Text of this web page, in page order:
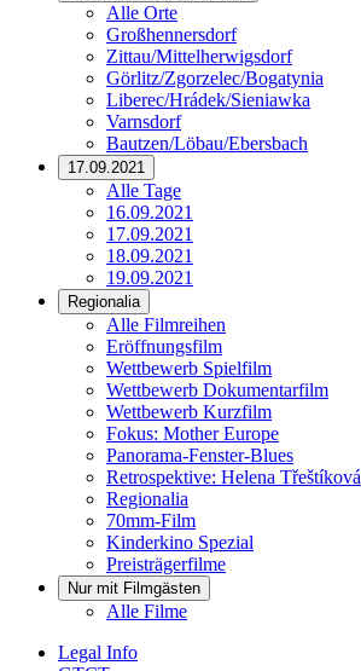
Alle Orte
Großhennersdorf
Zittau/Mittelherwigsdorf
Görlitz/Zgorzelec/Bogatynia
Liberec/Hrádek/Sieniawka
Varnsdorf
Bautzen/Löbau/Ebersbach
17.09.2021
Alle Tage
16.09.2021
17.09.2021
18.09.2021
19.09.2021
Regionalia
Alle Filmreihen
Eröffnungsfilm
Wettbewerb Spielfilm
Wettbewerb Dokumentarfilm
Wettbewerb Kurzfilm
Fokus: Mother Europe
Panorama-Fenster-Blues
Retrospektive: Helena Třeštíková
Regionalia
70mm-Film
Kinderkino Spezial
Preisträgerfilme
Nur mit Filmgästen
Alle Filme
Legal Info